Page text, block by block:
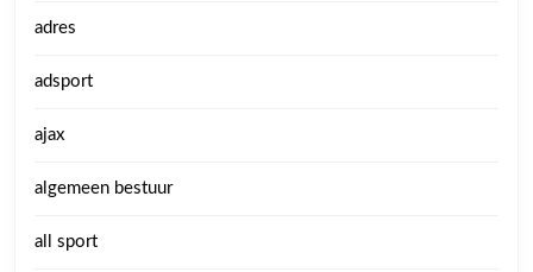
adres
adsport
ajax
algemeen bestuur
all sport